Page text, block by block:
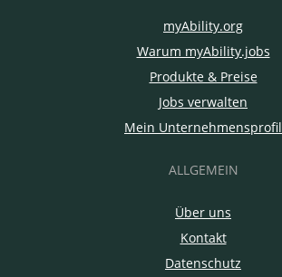
myAbility.org
Warum myAbility.jobs
Produkte & Preise
Jobs verwalten
Mein Unternehmensprofil
ALLGEMEIN
Über uns
Kontakt
Datenschutz